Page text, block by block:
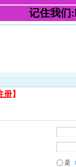
记住我们
册】
是